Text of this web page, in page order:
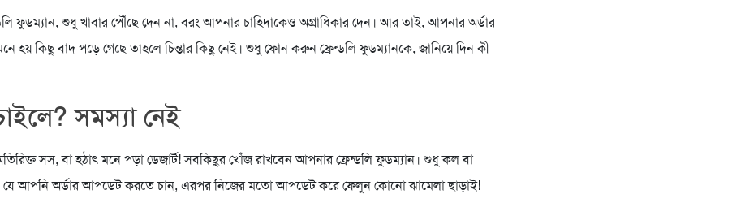
ফুডম্যান, শুধু খাবার পৌঁছে দেন না, বরং আপনার চাহিদাকেও অগ্রাধিকার দেন। আর তাই, আপনার অর্ডার
হয় কিছু বাদ পড়ে গেছে তাহলে চিন্তার কিছু নেই। শুধু ফোন করুন ফ্রেন্ডলি ফুডম্যানকে, জানিয়ে দিন কী
সমস্যা নেই
সস, বা হঠাৎ মনে পড়া ডেজার্ট! সবকিছুর খোঁজ রাখবেন আপনার ফ্রেন্ডলি ফুডম্যান। শুধু কল বা
যে আপনি অর্ডার আপডেট করতে চান, এরপর নিজের মতো আপডেট করে ফেলুন কোনো ঝামেলা ছাড়াই!